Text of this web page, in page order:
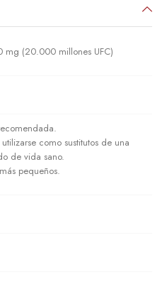
mg (20.000 millones UFC)
como sustitutos de una
de vida sano.
pequeños.